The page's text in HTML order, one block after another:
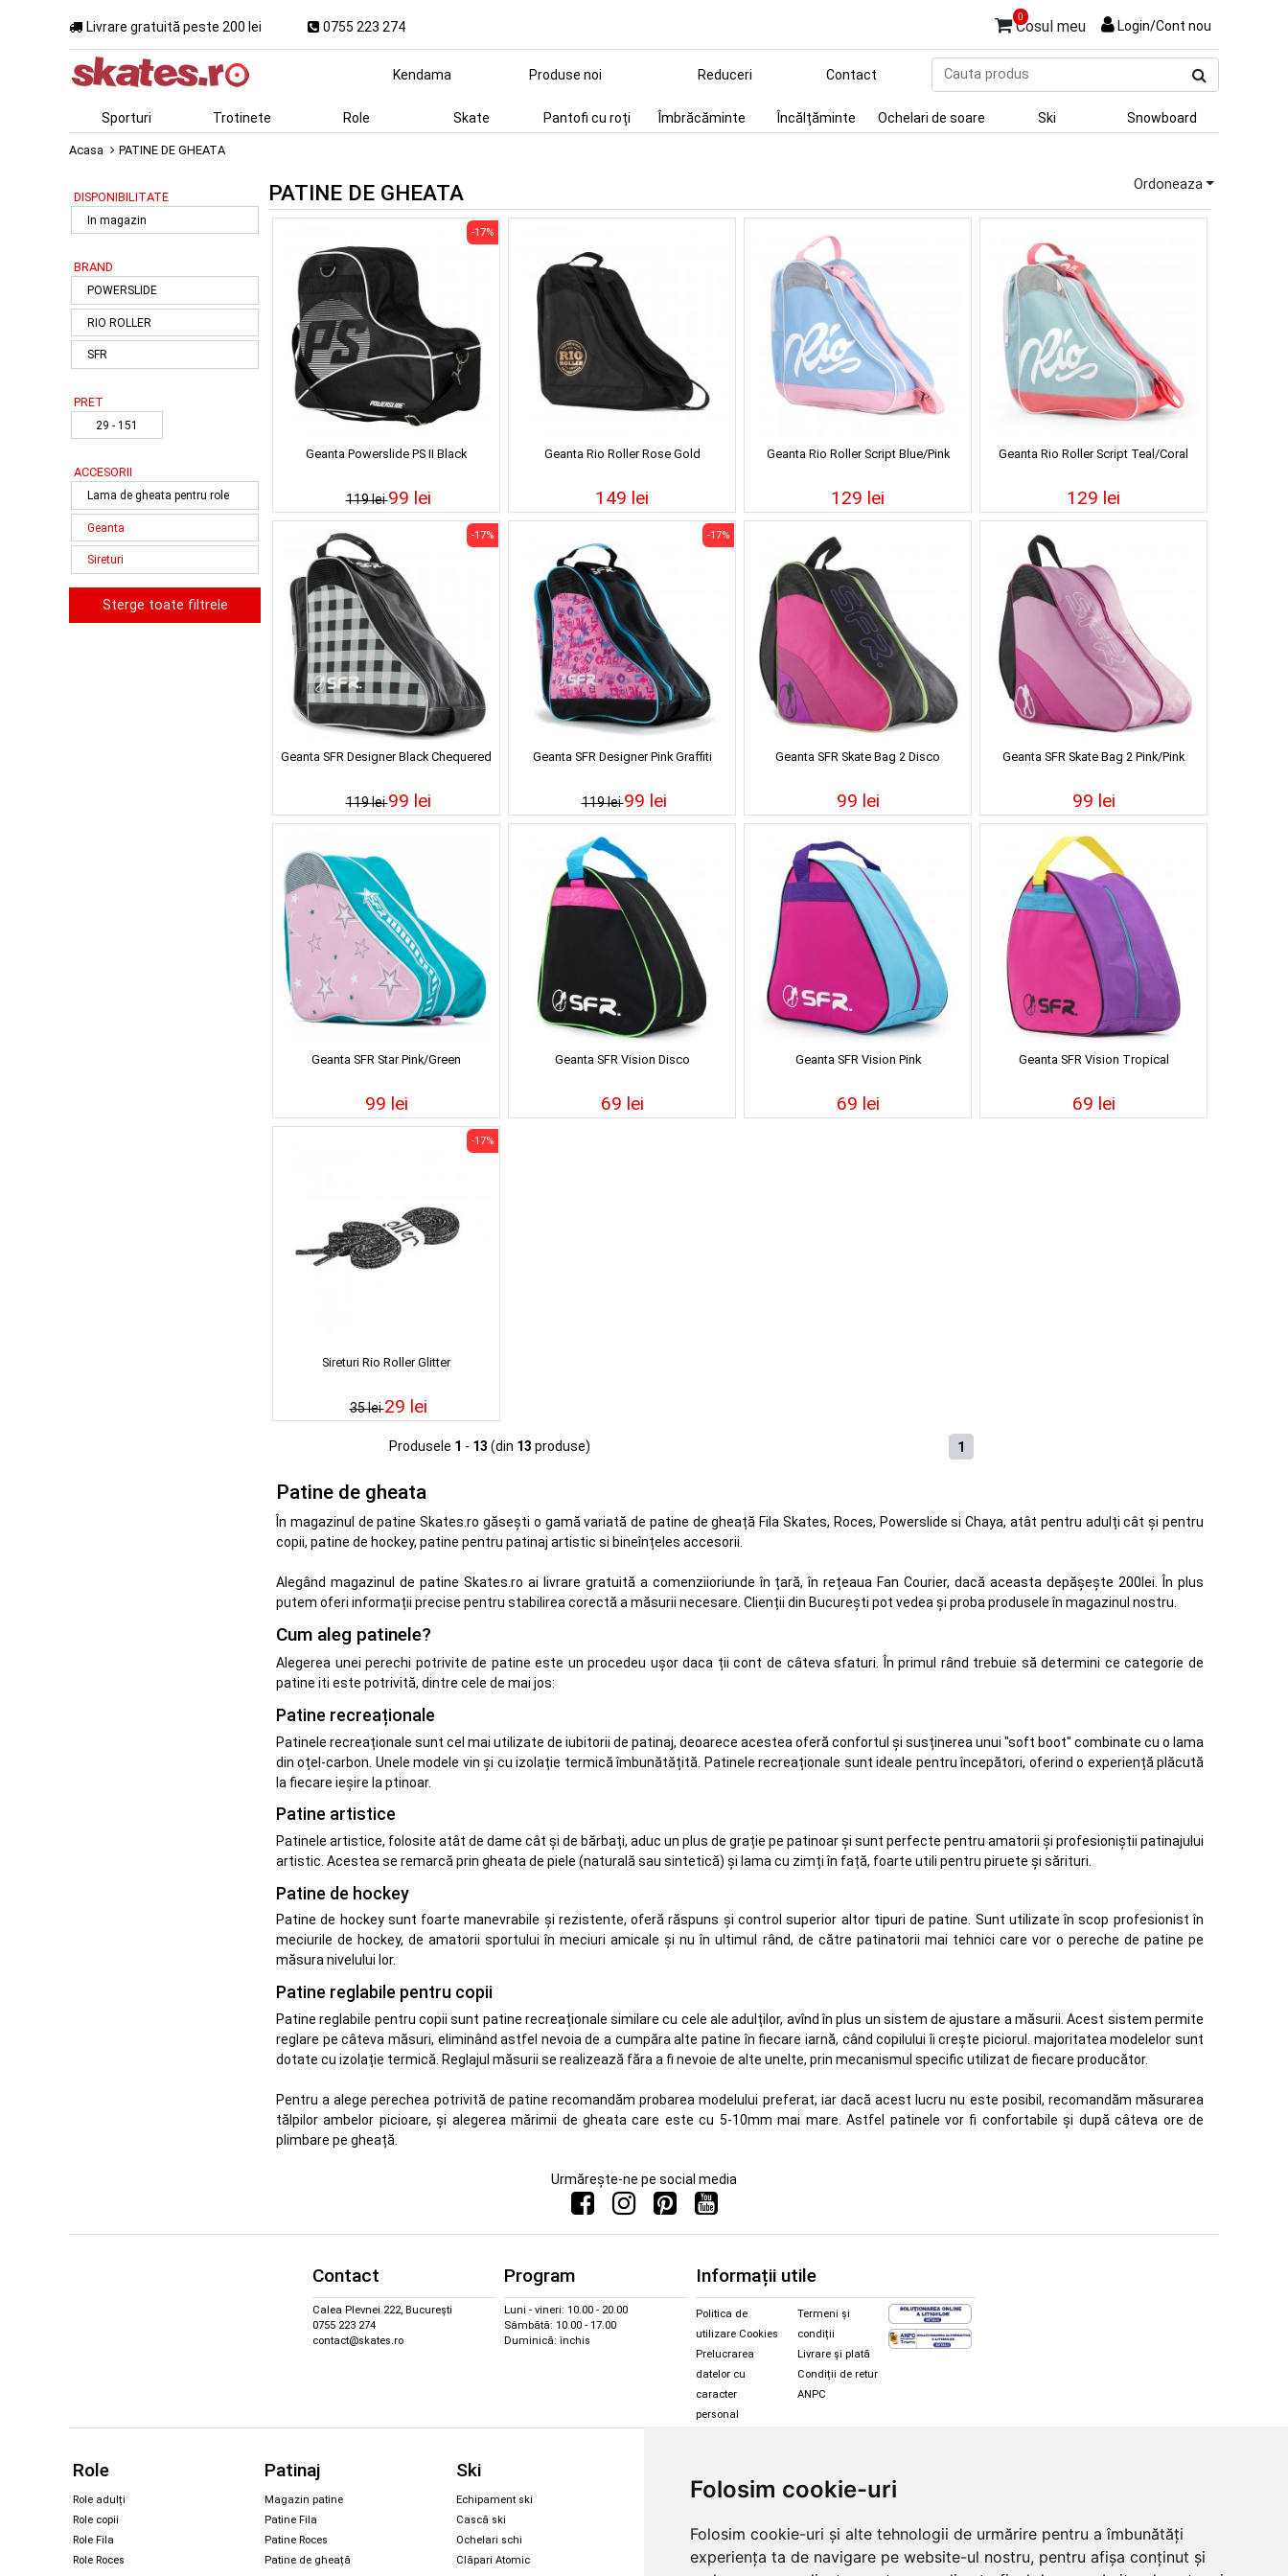
Folosim cookie-uri
Folosim cookie-uri și alte tehnologii de urmărire pentru a îmbunătăți
experiența ta de navigare pe website-ul nostru, pentru afișa conținut și
Livrare gratuită peste 200 lei 0755 223 274
0
Cosul meu Login/Cont nou
produs
Kendama Produse noi Reduceri Contact
Sporturi Trotinete Role Skate Pantofi cu roți Îmbrăcăminte Încălțăminte Ochelari de soare Ski Snowboard
Acasa PATINE DE GHEATA
DISPONIBILITATE
In magazin
BRAND
POWERSLIDE
RIO ROLLER
SFR
PRET
29 - 151
ACCESORII
Lama de gheata pentru role
Geanta
Sireturi
Sterge toate filtrele
PATINE DE GHEATA Ordoneaza
Geanta Powerslide PS II Black
119 lei
-17%
99 lei
Geanta Rio Roller Rose Gold
149 lei
Geanta Rio Roller Script Blue/Pink
129 lei
Geanta Rio Roller Script Teal/Coral
129 lei
Geanta SFR Designer Black Chequered
119 lei
-17%
99 lei
Geanta SFR Designer Pink Graffiti
119 lei
-17%
99 lei
Geanta SFR Skate Bag 2 Disco
99 lei
Geanta SFR Skate Bag 2 Pink/Pink
99 lei
Geanta SFR Star Pink/Green
99 lei
Geanta SFR Vision Disco
69 lei
Geanta SFR Vision Pink
69 lei
Geanta SFR Vision Tropical
69 lei
Sireturi Rio Roller Glitter
35 lei
-17%
29 lei
Produsele 1 - 13 (din 13 produse) 1
Patine de gheata
În magazinul de patine Skates.ro găsești o gamă variată de patine de gheață Fila Skates, Roces, Powerslide si Chaya, atât pentru adulți cât și pentru
copii, patine de hockey, patine pentru patinaj artistic si bineînțeles accesorii.
Alegând magazinul de patine Skates.ro ai livrare gratuită a comenziioriunde în țară, în rețeaua Fan Courier, dacă aceasta depășește 200lei. În plus
putem oferi informații precise pentru stabilirea corectă a măsurii necesare. Clienții din București pot vedea și proba produsele în magazinul nostru.
Cum aleg patinele?
Alegerea unei perechi potrivite de patine este un procedeu ușor daca ții cont de câteva sfaturi. În primul rând trebuie să determini ce categorie de
patine iti este potrivită, dintre cele de mai jos:
Patine recreaționale
Patinele recreaționale sunt cel mai utilizate de iubitorii de patinaj, deoarece acestea oferă confortul și susținerea unui "soft boot" combinate cu o lama
din oțel-carbon. Unele modele vin și cu izolație termică îmbunătățită. Patinele recreaționale sunt ideale pentru începători, oferind o experiență plăcută
la fiecare ieșire la ptinoar.
Patine artistice
Patinele artistice, folosite atât de dame cât și de bărbați, aduc un plus de grație pe patinoar și sunt perfecte pentru amatorii și profesioniștii patinajului
artistic. Acestea se remarcă prin gheata de piele (naturală sau sintetică) și lama cu zimți în față, foarte utili pentru piruete și sărituri.
Patine de hockey
Patine de hockey sunt foarte manevrabile și rezistente, oferă răspuns și control superior altor tipuri de patine. Sunt utilizate în scop profesionist în
meciurile de hockey, de amatorii sportului în meciuri amicale și nu în ultimul rând, de către patinatorii mai tehnici care vor o pereche de patine pe
măsura nivelului lor.
Patine reglabile pentru copii
Patine reglabile pentru copii sunt patine recreaționale similare cu cele ale adulților, avînd în plus un sistem de ajustare a măsurii. Acest sistem permite
reglare pe câteva măsuri, eliminând astfel nevoia de a cumpăra alte patine în fiecare iarnă, când copilului îi crește piciorul. majoritatea modelelor sunt
dotate cu izolație termică. Reglajul măsurii se realizează făra a fi nevoie de alte unelte, prin mecanismul specific utilizat de fiecare producător.
Pentru a alege perechea potrivită de patine recomandăm probarea modelului preferat, iar dacă acest lucru nu este posibil, recomandăm măsurarea
tălpilor ambelor picioare, și alegerea mărimii de gheata care este cu 5-10mm mai mare. Astfel patinele vor fi confortabile și după câteva ore de
plimbare pe gheață.
Urmărește-ne pe social media
Contact
Calea Plevnei 222, București
0755 223 274
contact@skates.ro
Program
Luni - vineri: 10.00 - 20.00
Sâmbătă: 10.00 - 17.00
Duminică: închis
Informații utile
Politica de
utilizare Cookies
Prelucrarea
datelor cu
caracter
personal
Termeni și
condiții
Livrare și plată
Condiții de retur
ANPC
Role
Role adulți
Role copii
Role Fila
Role Roces
Patinaj
Magazin patine
Patine Fila
Patine Roces
Patine de gheață
Ski
Echipament ski
Cască ski
Ochelari schi
Clăpari Atomic
Magazin snowboard
Legături Rome SDS
Îmbrăcăminte schi și snowboard
Căști și ochelari Alpina
Ochelari Oakley
Ochelari de soare Oakley
Ochelari de soare Alpina